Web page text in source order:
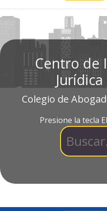
Centro de
Colegio de
Presione la tecla